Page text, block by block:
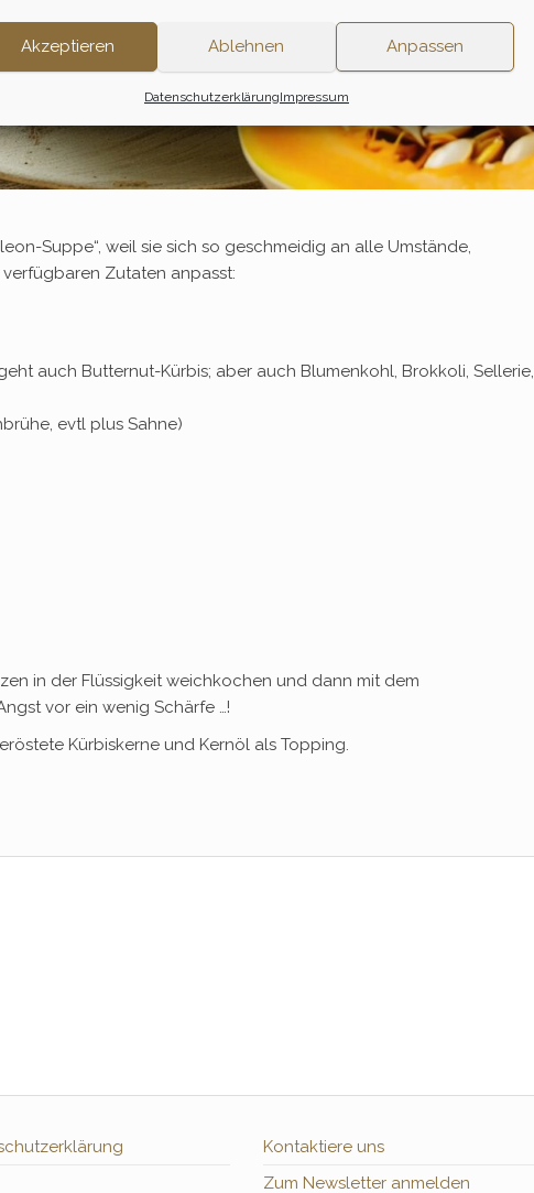
Akzeptieren Ablehnen Anpassen
DatenschutzerklärungImpressum
Suppe“, weil sie sich so geschmeidig an alle Umstände,
Zutaten anpasst:
auch Butternut-Kürbis; aber auch Blumenkohl, Brokkoli, Sellerie,
evtl plus Sahne)
in der Flüssigkeit weichkochen und dann mit dem
vor ein wenig Schärfe …!
Kürbiskerne und Kernöl als Topping.
Kontaktiere uns
Zum Newsletter anmelden